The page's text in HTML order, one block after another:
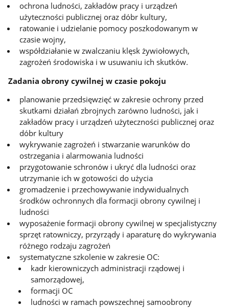
ochrona ludności, zakładów pracy i urządzeń
użyteczności publicznej oraz dóbr kultury,
ratowanie i udzielanie pomocy poszkodowanym w
czasie wojny,
współdziałanie w zwalczaniu klęsk żywiołowych,
zagrożeń środowiska i w usuwaniu ich skutków.
Zadania obrony cywilnej w czasie pokoju
planowanie przedsięwzięć w zakresie ochrony przed
skutkami działań zbrojnych zarówno ludności, jak i
zakładów pracy i urządzeń użyteczności publicznej oraz
dóbr kultury
wykrywanie zagrożeń i stwarzanie warunków do
ostrzegania i alarmowania ludności
przygotowanie schronów i ukryć dla ludności oraz
utrzymanie ich w gotowości do użycia
gromadzenie i przechowywanie indywidualnych
środków ochronnych dla formacji obrony cywilnej i
ludności
wyposażenie formacji obrony cywilnej w specjalistyczny
sprzęt ratowniczy, przyrządy i aparaturę do wykrywania
różnego rodzaju zagrożeń
systematyczne szkolenie w zakresie OC:
kadr kierowniczych administracji rządowej i
samorządowej,
formacji OC
ludności w ramach powszechnej samoobrony